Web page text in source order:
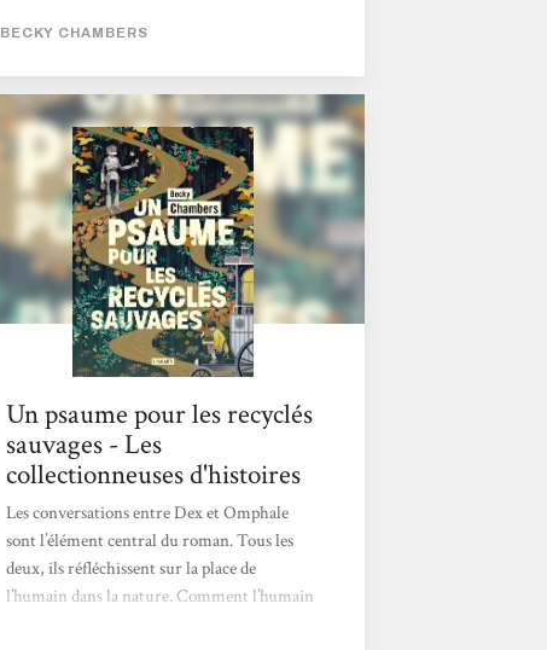
exploiter leurs facettes de façons
psaume pour les recyclés sauvages, a pris une
signification profonde au cours de ma
lecture pleine de réflexions. J’ai abordé ce
recueil de préceptes sages pas à pas, un
chapitre par jour, afin de digérer chaque
enseignement, chaque parole, de
m’imprégner d’eux pour garder ce qui me
serait...
BECKY CHAMBERS
Un psaume pour les recyclés
sauvages - Les
collectionneuses d'histoires
Les conversations entre Dex et Omphale
sont l’élément central du roman. Tous les
deux, ils réfléchissent sur la place de
l’humain dans la nature. Comment l’humain